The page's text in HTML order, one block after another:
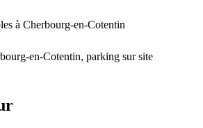
à Cherbourg-en-Cotentin
en-Cotentin, parking sur site